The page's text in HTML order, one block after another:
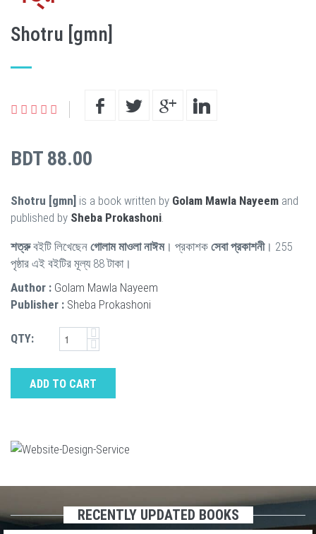
Shotru [gmn]
BDT 88.00
Shotru [gmn] is a book written by Golam Mawla Nayeem and
published by Sheba Prokashoni
শত্রুবইটি লিখেছেন গোলাম মাওলা নাঈম। প্রকাশক সেবা প্রকাশনী। 255
পৃষ্ঠার এই বইটির মূল্য 88 টাকা।
Author : Golam Mawla Nayeem
Publisher : Sheba Prokashoni
QTY:
ADD TO CART
RECENTLY UPDATED BOOKS